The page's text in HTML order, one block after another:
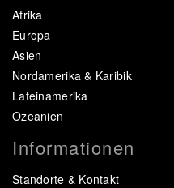
Afrika
Europa
Asien
Nordamerika & Karibik
Lateinamerika
Ozeanien
Informationen
Standorte & Kontakt